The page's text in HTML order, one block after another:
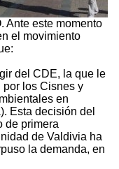
Ante este momento
el movimiento
del CDE, la que le
por los Cisnes y
en
Esta decisión del
de primera
de Valdivia ha
la demanda, en